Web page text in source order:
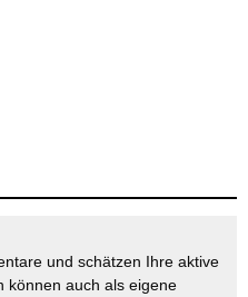
und schätzen Ihre aktive
können auch als eigene